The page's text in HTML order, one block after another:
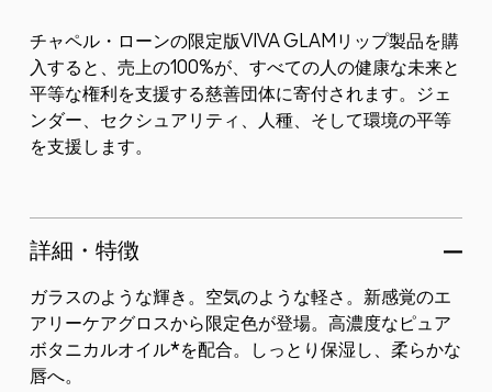
チャペル・ローンの限定版VIVA GLAMリップ製品を購
入すると、売上の100%が、すべての人の健康な未来と
平等な権利を支援する慈善団体に寄付されます。ジェ
ンダー、セクシュアリティ、人種、そして環境の平等
を支援します。
詳細・特徴
ガラスのような輝き。空気のような軽さ。新感覚のエ
アリーケアグロスから限定色が登場。高濃度なピュア
ボタニカルオイル*を配合。しっとり保湿し、柔らかな
唇へ。